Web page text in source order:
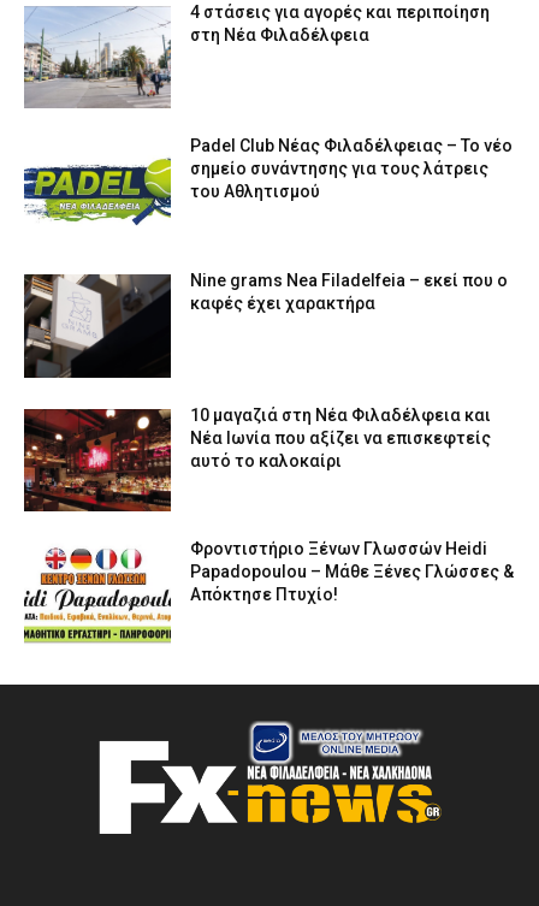
4 στάσεις για αγορές και περιποίηση
στη Νέα Φιλαδέλφεια
Padel Club Νέας Φιλαδέλφειας – Το νέο
σημείο συνάντησης για τους λάτρεις
του Αθλητισμού
Nine grams Nea Filadelfeia – εκεί που ο
καφές έχει χαρακτήρα
10 μαγαζιά στη Νέα Φιλαδέλφεια και
Νέα Ιωνία που αξίζει να επισκεφτείς
αυτό το καλοκαίρι
Φροντιστήριο Ξένων Γλωσσών Heidi
Papadopoulou – Μάθε Ξένες Γλώσσες &
Απόκτησε Πτυχίο!